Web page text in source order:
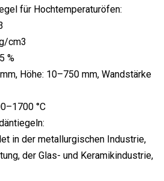
für Hochtemperaturöfen:
cm3
%
Höhe: 10–750 mm, Wandstärke
°C
in der metallurgischen Industrie,
der Glas- und Keramikindustrie,